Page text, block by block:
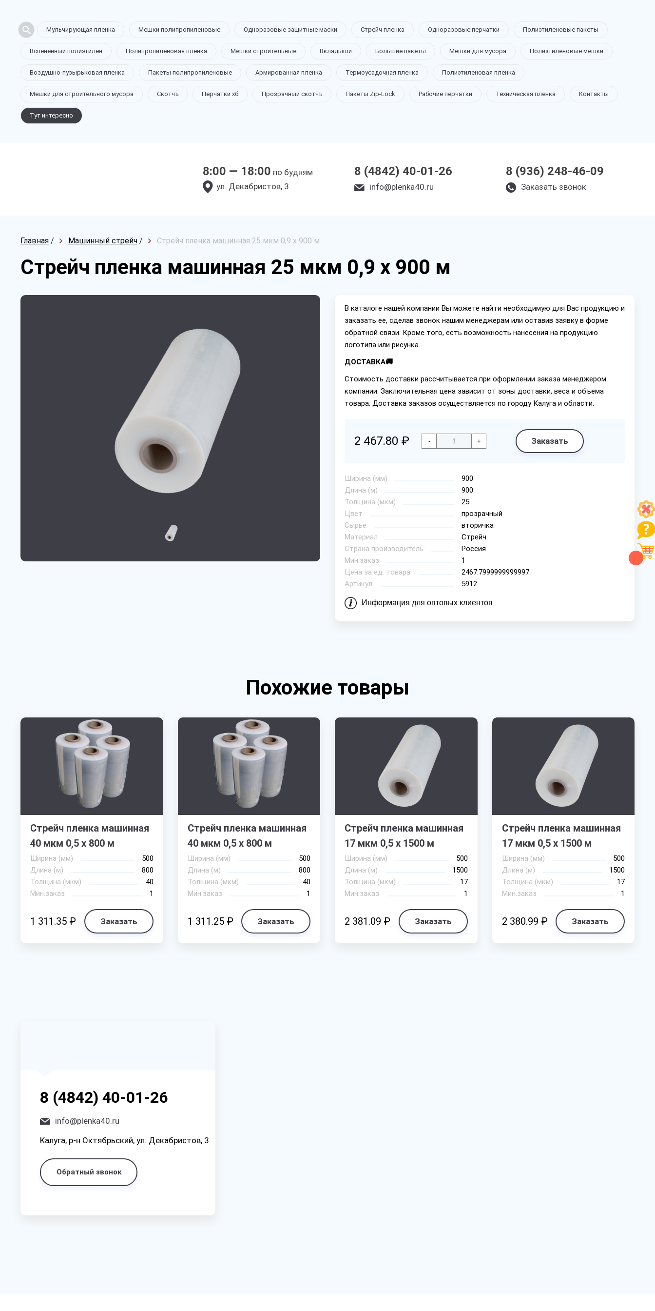
Мульчирующая пленка Мешки полипропиленовые Одноразовые защитные маски Стрейч пленка Одноразовые перчатки Полиэтиленовые пакеты
Вспененный полиэтилен Полипропиленовая пленка Мешки строительные Вкладыши Большие пакеты Мешки для мусора Полиэтиленовые мешки
Воздушно-пузырьковая пленка Пакеты полипропиленовые Армированная пленка Термоусадочная пленка Полиэтиленовая пленка
Мешки для строительного мусора Скотчъ Перчатки хб Прозрачный скотчъ Пакеты Zip-Lock Рабочие перчатки Техническая пленка Контакты
Тут интересно
8:00 — 18:00 по будням
yл. Дeкaбpиcтoв, 3
8 (4842) 40-01-26
info@plenka40.ru
8 (936) 248-46-09
Заказать звонок
Главная / Машинный стрейч / Стрейч пленка машинная 25 мкм 0,9 х 900 м
Стрейч пленка машинная 25 мкм 0,9 х 900 м
В каталоге нашей компании Вы можете найти необходимую для Вас продукцию и
заказать ее, сделав звонок нашим менеджерам или оставив заявку в форме
обратной связи. Кроме того, есть возможность нанесения на продукцию
логотипа или рисунка.
ДОСТАВКА🚚
Стоимость доставки рассчитывается при оформлении заказа менеджером
компании. Заключительная цена зависит от зоны доставки, веса и объема
товара. Доставка заказов осуществляется по городу Калуга и области.
2 467.80 ₽ - + Заказать
Ширина (мм)
900
Длина (м)
900
Толщина (мкм)
25
Цвет
прозрачный
Сырье
вторичка
Материал
Стрейч
Страна производитель
Россия
Мин.заказ
1
Цена за ед. товара:
2467.7999999999997
Артикул:
5912
Информация для оптовых клиентов
Похожие товары
Стрейч пленка машинная
40 мкм 0,5 х 800 м
Ширина (мм)
500
Длина (м)
800
Толщина (мкм)
40
Мин.заказ
1
1 311.35 ₽ Заказать
Стрейч пленка машинная
40 мкм 0,5 х 800 м
Ширина (мм)
500
Длина (м)
800
Толщина (мкм)
40
Мин.заказ
1
1 311.25 ₽ Заказать
Стрейч пленка машинная
17 мкм 0,5 х 1500 м
Ширина (мм)
500
Длина (м)
1500
Толщина (мкм)
17
Мин.заказ
1
2 381.09 ₽ Заказать
Стрейч пленка машинная
17 мкм 0,5 х 1500 м
Ширина (мм)
500
Длина (м)
1500
Толщина (мкм)
17
Мин.заказ
1
2 380.99 ₽ Заказать
8 (4842) 40-01-26
info@plenka40.ru
Kaлyгa, p-н Oктябpьcкий, yл. Дeкaбpиcтoв, 3
Обратный звонок